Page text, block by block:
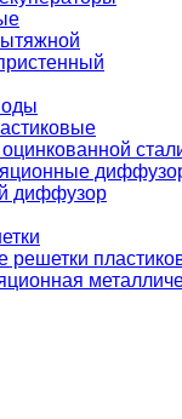
диффузор
решетки